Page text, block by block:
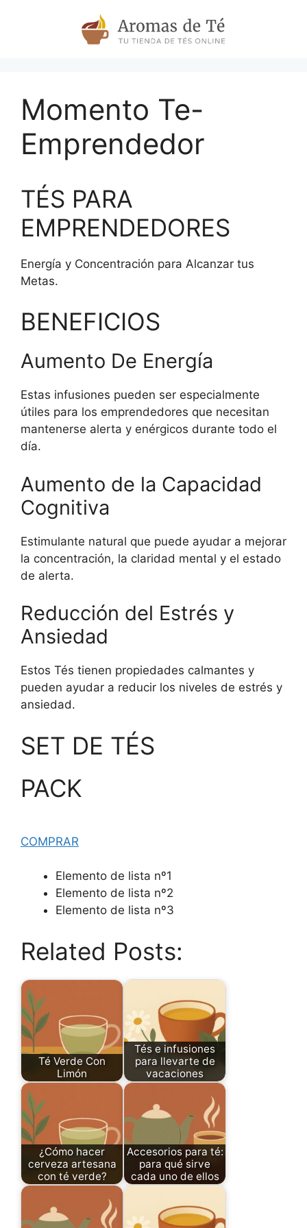
Momento Te-
Emprendedor
TÉS PARA
EMPRENDEDORES
Energía y Concentración para Alcanzar tus
Metas.
BENEFICIOS
Aumento De Energía
Estas infusiones pueden ser especialmente
útiles para los emprendedores que necesitan
mantenerse alerta y enérgicos durante todo el
día.
Aumento de la Capacidad
Cognitiva
Estimulante natural que puede ayudar a mejorar
la concentración, la claridad mental y el estado
de alerta.
Reducción del Estrés y
Ansiedad
Estos Tés tienen propiedades calmantes y
pueden ayudar a reducir los niveles de estrés y
ansiedad.
SET DE TÉS
PACK
COMPRAR
Elemento de lista nº1
Elemento de lista nº2
Elemento de lista nº3
Related Posts:
Té Verde Con
Limón
Tés e infusiones
para llevarte de
vacaciones
¿Cómo hacer
cerveza artesana
con té verde?
Accesorios para té:
para qué sirve
cada uno de ellos